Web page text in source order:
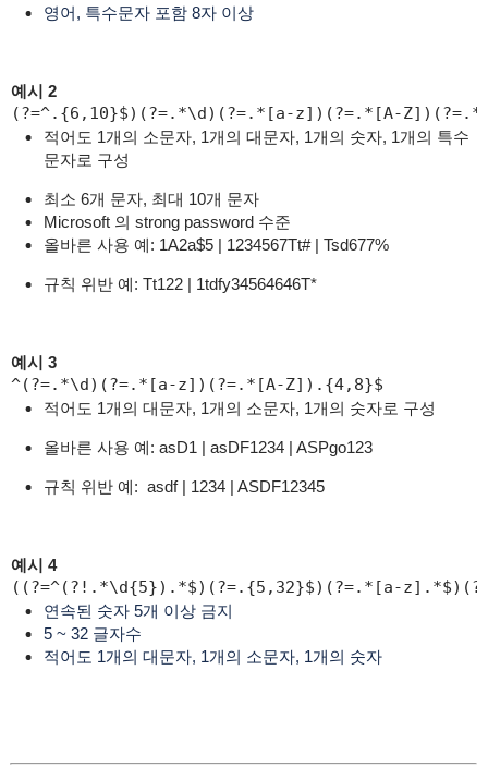
영어, 특수문자 포함 8자 이상
예시 2
(?=^.{6,10}$)(?=.*\d)(?=.*[a-z])(?=.*[A-
적어도 1개의 소문자, 1개의 대문자, 1개의 숫자, 1개의 특수
문자로 구성
최소 6개 문자, 최대 10개 문자
Microsoft 의 strong password 수준
올바른 사용 예: 1A2a$5 | 1234567Tt# | Tsd677%
규칙 위반 예: Tt122 | 1tdfy34564646T*
예시 3
^(?=.*\d)(?=.*[a-z])(?=.*[A-Z]).{4,8}$
적어도 1개의 대문자, 1개의 소문자, 1개의 숫자로 구성
올바른 사용 예: asD1 | asDF1234 | ASPgo123
규칙 위반 예: asdf | 1234 | ASDF12345
예시 4
((?=^(?!.*\d{5}).*$)(?=.{5,32}$)(?=.*[a-
연속된 숫자 5개 이상 금지
5 ~ 32 글자수
적어도 1개의 대문자, 1개의 소문자, 1개의 숫자